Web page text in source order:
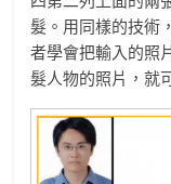
髮。用同樣的技術
者學會把輸入的照
髮人物的照片，就